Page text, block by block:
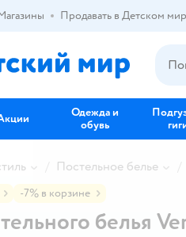
Продавать в Детском
Одежда и
обувь
Постельное белье
-7% в корзине
белья